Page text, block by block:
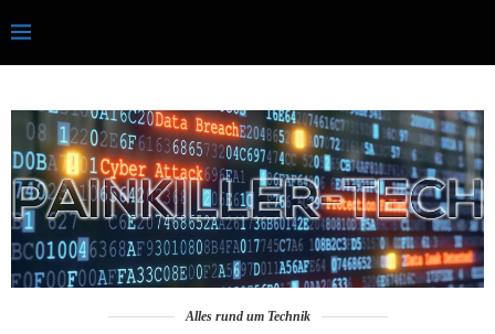
Alles rund um Technik